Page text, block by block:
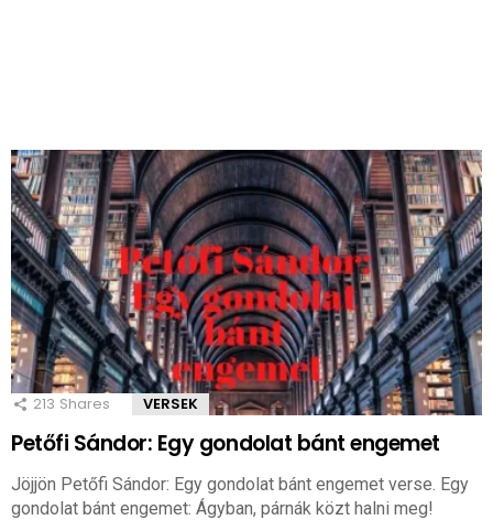
213 Shares VERSEK
Petőfi Sándor: Egy gondolat bánt engemet
Jöjjön Petőfi Sándor: Egy gondolat bánt engemet verse. Egy
gondolat bánt engemet: Ágyban, párnák közt halni meg!